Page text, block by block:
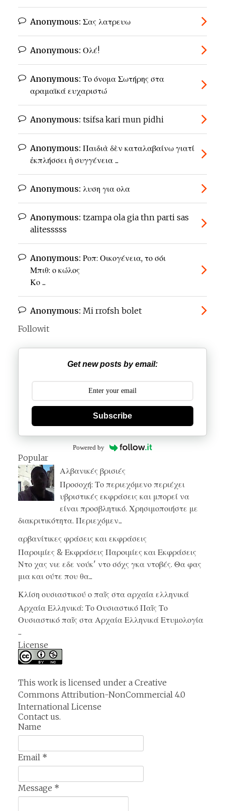
Anonymous: Σας λατρευω
Anonymous: Ολέ!
Anonymous: Το όνομα Σωτήρης στα
αραμαϊκά ευχαριστώ
Anonymous: tsifsa kari mun pidhi
Anonymous: Παιδιὰ δὲν καταλαβαίνω γιατί
ἐκπλήσσει ἡ συγγένεια ...
Anonymous: λυση για ολα
Anonymous: tzampa ola gia thn parti sas
alitesssss
Anonymous: Ροπ: Οικογένεια, το σόι
Μπιθ: ο κώλος
Κο ...
Anonymous: Mi rrofsh bolet
Followit
Get new posts by email:
Subscribe
Powered by
Popular
Αλβανικές βρισιές
Προσοχή: Το περιεχόμενο περιέχει
υβριστικές εκφράσεις και μπορεί να
είναι προσβλητικό. Χρησιμοποιήστε με
διακριτικότητα. Περιεχόμεν...
αρβανίτικες φράσεις και εκφράσεις
Παροιμίες & Εκφράσεις Παροιμίες και Εκφράσεις
Ντο χας νιε εδε νούκ' ντο σόχς γκα ντοβές. Θα φας
μια και ούτε που θα...
Κλίση ουσιαστικού ο παῖς στα αρχαία ελληνικά
Αρχαία Ελληνικά: Το Ουσιαστικό Παῖς Το
Ουσιαστικό παῖς στα Αρχαία Ελληνικά Ετυμολογία
...
License
This work is licensed under a Creative
Commons Attribution-NonCommercial 4.0
International License
Contact us.
Name
Email *
Message *